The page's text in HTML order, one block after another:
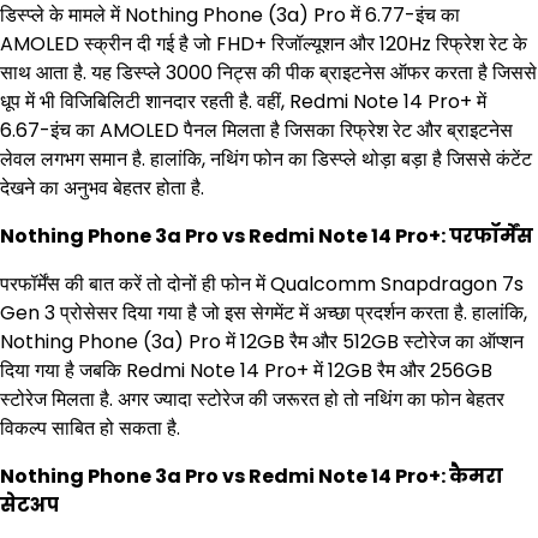
डिस्प्ले के मामले में Nothing Phone (3a) Pro में 6.77-इंच का
AMOLED स्क्रीन दी गई है जो FHD+ रिजॉल्यूशन और 120Hz रिफ्रेश रेट के
साथ आता है. यह डिस्प्ले 3000 निट्स की पीक ब्राइटनेस ऑफर करता है जिससे
धूप में भी विजिबिलिटी शानदार रहती है. वहीं, Redmi Note 14 Pro+ में
6.67-इंच का AMOLED पैनल मिलता है जिसका रिफ्रेश रेट और ब्राइटनेस
लेवल लगभग समान है. हालांकि, नथिंग फोन का डिस्प्ले थोड़ा बड़ा है जिससे कंटेंट
देखने का अनुभव बेहतर होता है.
Nothing Phone 3a Pro vs Redmi Note 14 Pro+: परफॉर्मेंस
परफॉर्मेंस की बात करें तो दोनों ही फोन में Qualcomm Snapdragon 7s
Gen 3 प्रोसेसर दिया गया है जो इस सेगमेंट में अच्छा प्रदर्शन करता है. हालांकि,
Nothing Phone (3a) Pro में 12GB रैम और 512GB स्टोरेज का ऑप्शन
दिया गया है जबकि Redmi Note 14 Pro+ में 12GB रैम और 256GB
स्टोरेज मिलता है. अगर ज्यादा स्टोरेज की जरूरत हो तो नथिंग का फोन बेहतर
विकल्प साबित हो सकता है.
Nothing Phone 3a Pro vs Redmi Note 14 Pro+: कैमरा
सेटअप